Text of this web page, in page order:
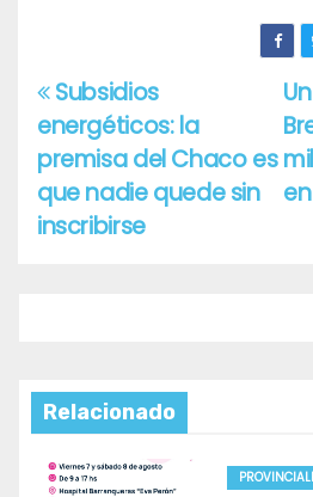
Navegación
de
entradas
Subsidios
energéticos: la
premisa del Chaco es
que nadie quede sin
inscribirse
Relacionado